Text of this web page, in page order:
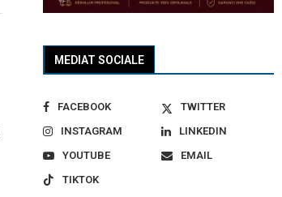
MEDIAT SOCIALE
FACEBOOK
TWITTER
INSTAGRAM
LINKEDIN
YOUTUBE
EMAIL
TIKTOK